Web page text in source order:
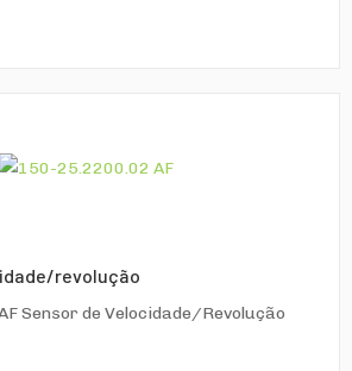
revolução
Sensor de Velocidade/Revolução